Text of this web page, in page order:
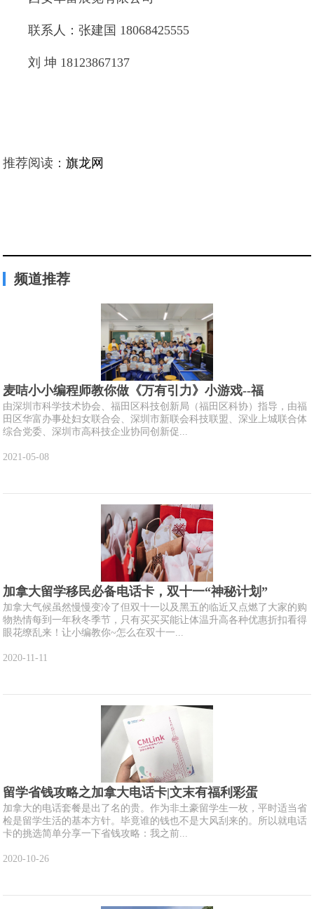
联系人：张建国 18068425555
刘 坤 18123867137
推荐阅读：旗龙网
频道推荐
麦咭小小编程师教你做《万有引力》小游戏--福
由深圳市科学技术协会、福田区科技创新局（福田区科协）指导，由福
田区华富办事处妇女联合会、深圳市新联会科技联盟、深业上城联合体
综合党委、深圳市高科技企业协同创新促...
2021-05-08
加拿大留学移民必备电话卡，双十一“神秘计划”
加拿大气候虽然慢慢变冷了但双十一以及黑五的临近又点燃了大家的购
物热情每到一年秋冬季节，只有买买买能让体温升高各种优惠折扣看得
眼花缭乱来！让小编教你~怎么在双十一...
2020-11-11
留学省钱攻略之加拿大电话卡|文末有福利彩蛋
加拿大的电话套餐是出了名的贵。作为非土豪留学生一枚，平时适当省
检是留学生活的基本方针。毕竟谁的钱也不是大风刮来的。所以就电话
卡的挑选简单分享一下省钱攻略：我之前...
2020-10-26